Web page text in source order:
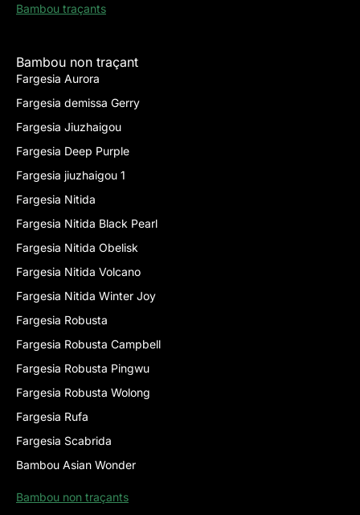
Bambou traçants
Bambou non traçant
Fargesia Aurora
Fargesia demissa Gerry
Fargesia Jiuzhaigou
Fargesia Deep Purple
Fargesia jiuzhaigou 1
Fargesia Nitida
Fargesia Nitida Black Pearl
Fargesia Nitida Obelisk
Fargesia Nitida Volcano
Fargesia Nitida Winter Joy
Fargesia Robusta
Fargesia Robusta Campbell
Fargesia Robusta Pingwu
Fargesia Robusta Wolong
Fargesia Rufa
Fargesia Scabrida
Bambou Asian Wonder
Bambou non traçants